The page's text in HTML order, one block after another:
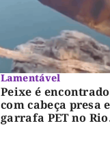
Lamentável
Peixe é encontrado
com cabeça presa
garrafa PET no Rio